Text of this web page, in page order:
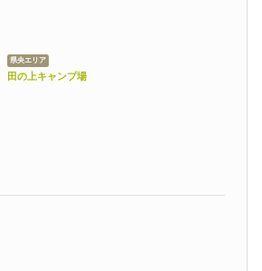
県央エリア
田の上キャンプ場